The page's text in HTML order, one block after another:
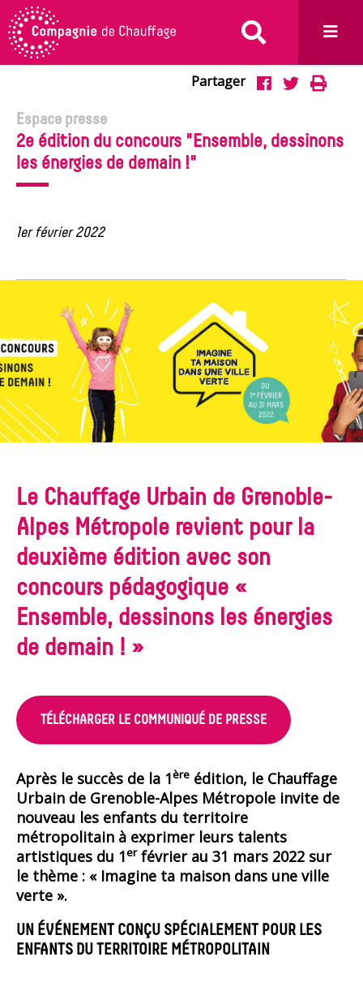
Aller à la recherche
Partager Partager
Facebook

Twitter

Espace presse
2e édition du concours "Ensemble, dessinons
les énergies de demain !"
1er février 2022
Le Chauffage Urbain de Grenoble-
Alpes Métropole revient pour la
deuxième édition avec son
concours pédagogique «
Ensemble, dessinons les énergies
de demain ! »
TÉLÉCHARGER LE COMMUNIQUÉ DE PRESSE
Après le succès de la 1ère édition, le Chauffage
Urbain de Grenoble-Alpes Métropole invite de
nouveau les enfants du territoire
métropolitain à exprimer leurs talents
artistiques du 1erfévrier au 31 mars 2022 sur
le thème : « Imagine ta maison dans une ville
verte ».
UN ÉVÉNEMENT CONÇU SPÉCIALEMENT POUR LES
ENFANTS DU TERRITOIRE MÉTROPOLITAIN